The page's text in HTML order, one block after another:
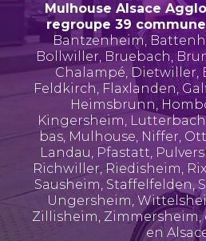
Mulhouse Alsace
regroupe 39
Bantzenheim,
Bollwiller, Bruebach,
Chalampé, Dietwiller,
Feldkirch, Flaxlanden,
Heimsbrunn,
Kingersheim, Lutterbach
bas, Mulhouse, Niffer,
Landau, Pfastatt,
Richwiller, Riedisheim,
Sausheim, Staffelfelden,
Ungersheim,
Zillisheim, Zimmersheim,
en